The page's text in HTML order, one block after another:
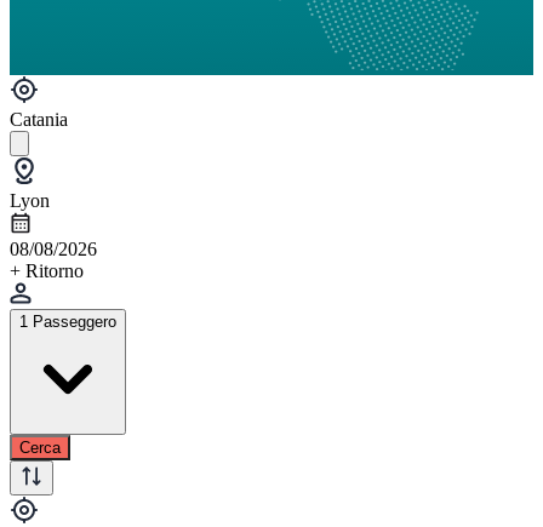
Catania
Lyon
08/08/2026
+ Ritorno
1 Passeggero
Cerca